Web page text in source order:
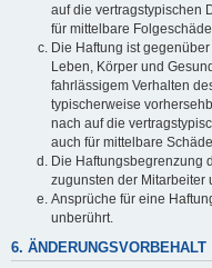
auf die vertragstypischen
für mittelbare
Die Haftung ist
Leben, Körper und
fahrlässigem Verhalten
typischerweise
nach auf die
auch für mittelbare
Die Haftungsbegrenzung
zugunsten der Mitarbeiter
Ansprüche für eine
unberührt.
6. ÄNDERUNGSVORBEHALT